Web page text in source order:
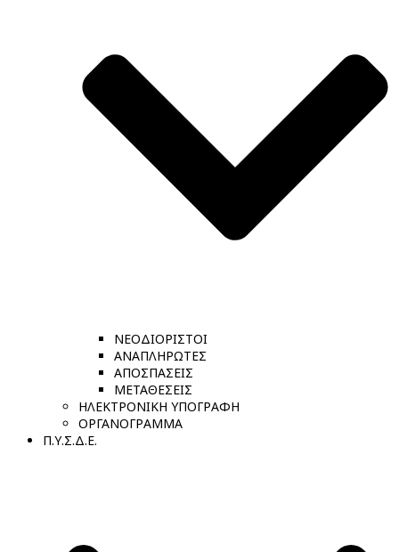
ΝΕΟΔΙΟΡΙΣΤΟΙ
ΑΝΑΠΛΗΡΩΤΕΣ
ΑΠΟΣΠΑΣΕΙΣ
ΜΕΤΑΘΕΣΕΙΣ
ΗΛΕΚΤΡΟΝΙΚΗ ΥΠΟΓΡΑΦΗ
ΟΡΓΑΝΟΓΡΑΜΜΑ
Π.Υ.Σ.Δ.Ε.